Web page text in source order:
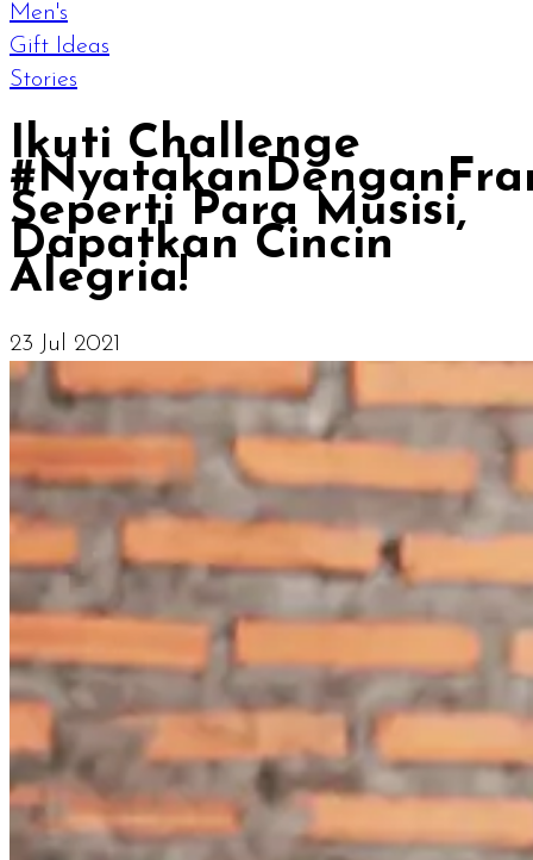
Men's
Gift Ideas
Stories
Ikuti Challenge
Seperti Para Musisi,
Dapatkan Cincin
Alegria!
23 Jul 2021